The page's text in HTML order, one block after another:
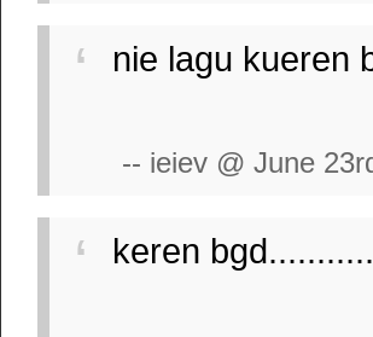
nie lagu kueren
-- ieiev @ June
keren